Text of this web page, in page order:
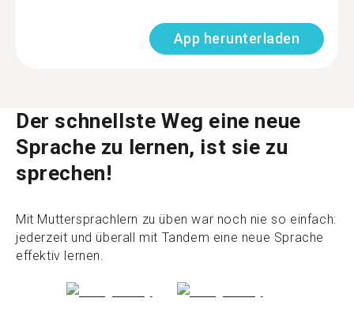
App herunterladen
Der schnellste Weg eine neue
Sprache zu lernen, ist sie zu
sprechen!
Mit Muttersprachlern zu üben war noch nie so einfach:
jederzeit und überall mit Tandem eine neue Sprache
effektiv lernen.